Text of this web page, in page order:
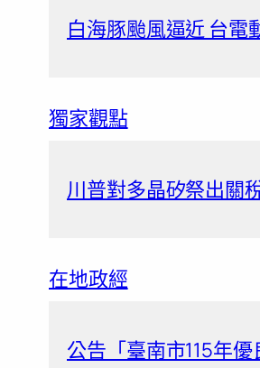
白海豚颱風逼近 台
獨家觀點
川普對多晶矽祭出關
在地政經
公告「臺南市115年